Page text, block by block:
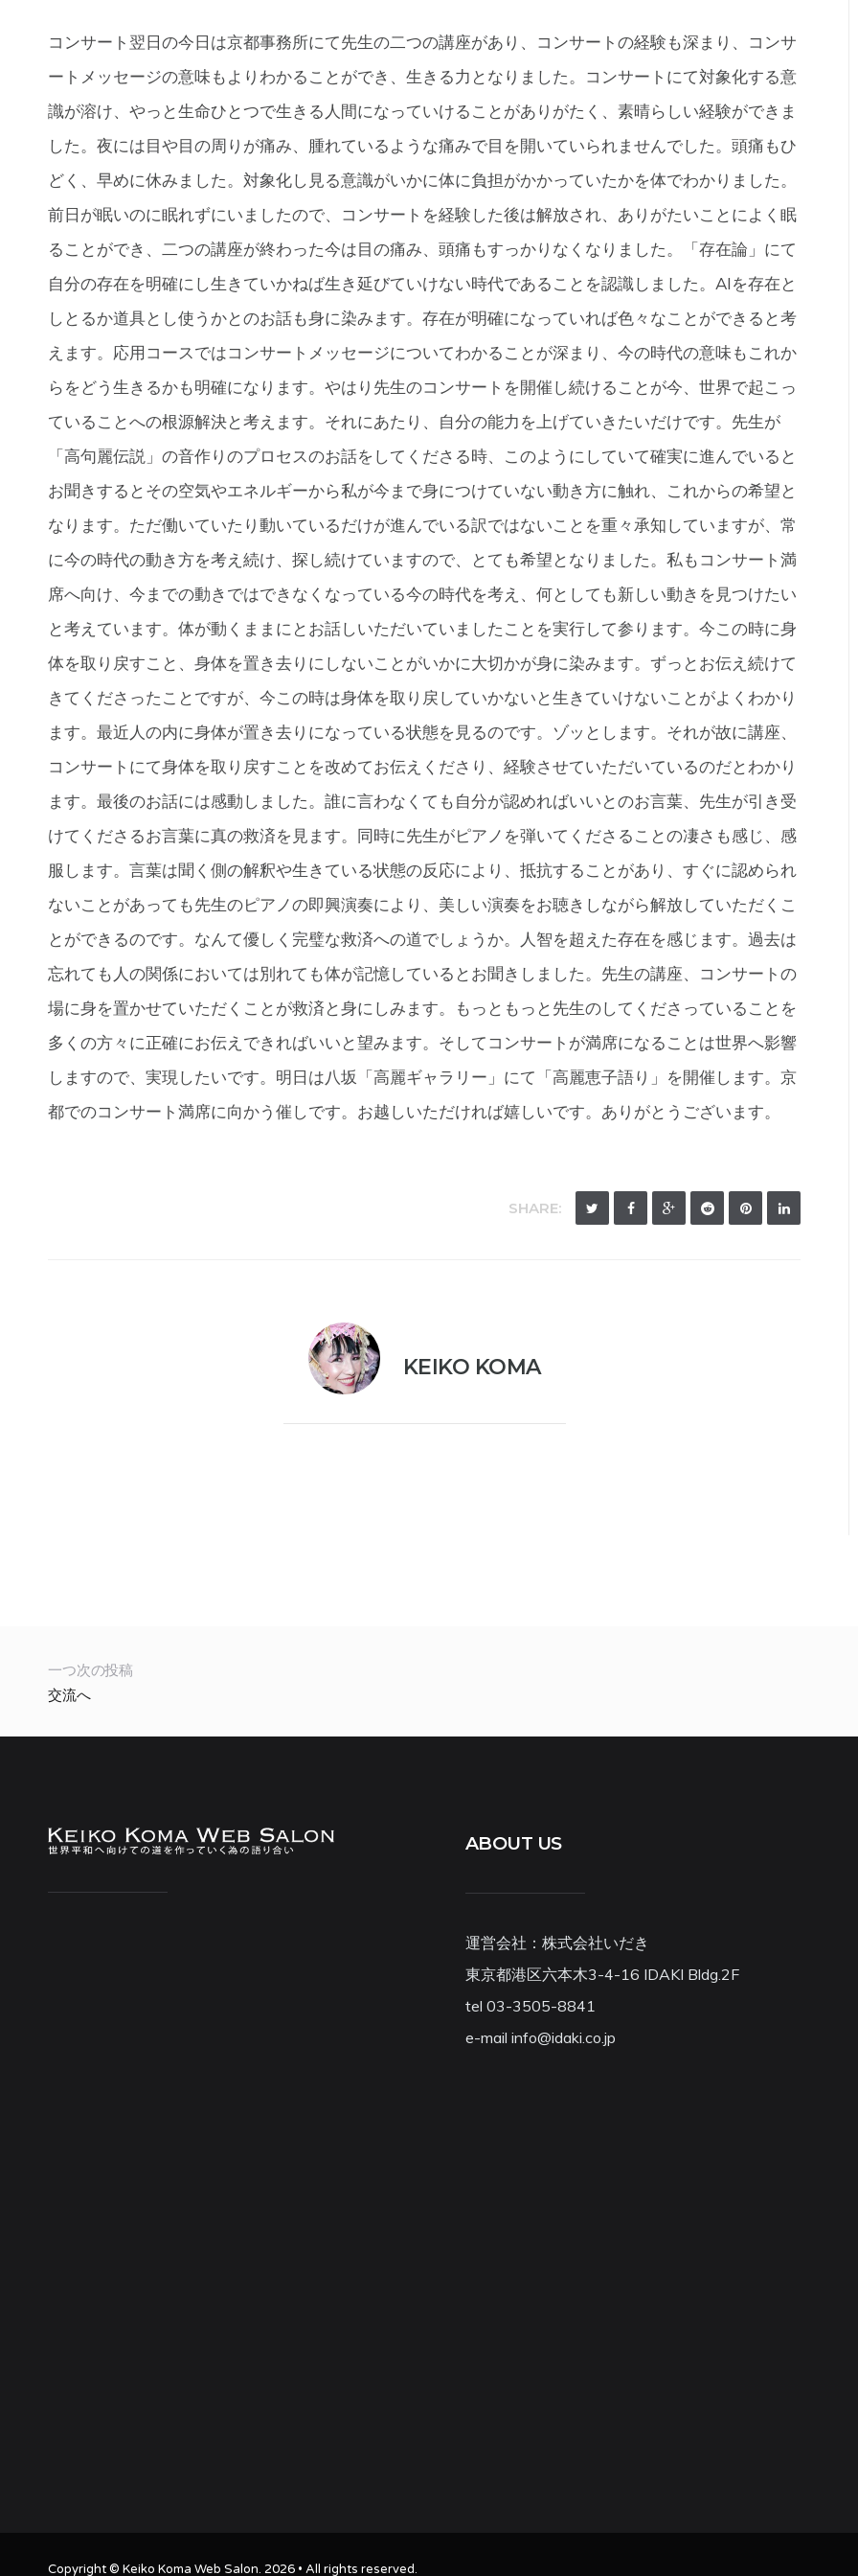
コンサート翌日の今日は京都事務所にて先生の二つの講座があり、コンサートの経験も深まり、コンサ
ートメッセージの意味もよりわかることができ、生きる力となりました。コンサートにて対象化する意
識が溶け、やっと生命ひとつで生きる人間になっていけることがありがたく、素晴らしい経験ができま
した。夜には目や目の周りが痛み、腫れているような痛みで目を開いていられませんでした。頭痛もひ
どく、早めに休みました。対象化し見る意識がいかに体に負担がかかっていたかを体でわかりました。
前日が眠いのに眠れずにいましたので、コンサートを経験した後は解放され、ありがたいことによく眠
ることができ、二つの講座が終わった今は目の痛み、頭痛もすっかりなくなりました。「存在論」にて
自分の存在を明確にし生きていかねば生き延びていけない時代であることを認識しました。AIを存在と
しとるか道具とし使うかとのお話も身に染みます。存在が明確になっていれば色々なことができると考
えます。応用コースではコンサートメッセージについてわかることが深まり、今の時代の意味もこれか
らをどう生きるかも明確になります。やはり先生のコンサートを開催し続けることが今、世界で起こっ
ていることへの根源解決と考えます。それにあたり、自分の能力を上げていきたいだけです。先生が
「高句麗伝説」の音作りのプロセスのお話をしてくださる時、このようにしていて確実に進んでいると
お聞きするとその空気やエネルギーから私が今まで身につけていない動き方に触れ、これからの希望と
なります。ただ働いていたり動いているだけが進んでいる訳ではないことを重々承知していますが、常
に今の時代の動き方を考え続け、探し続けていますので、とても希望となりました。私もコンサート満
席へ向け、今までの動きではできなくなっている今の時代を考え、何としても新しい動きを見つけたい
と考えています。体が動くままにとお話しいただいていましたことを実行して参ります。今この時に身
体を取り戻すこと、身体を置き去りにしないことがいかに大切かが身に染みます。ずっとお伝え続けて
きてくださったことですが、今この時は身体を取り戻していかないと生きていけないことがよくわかり
ます。最近人の内に身体が置き去りになっている状態を見るのです。ゾッとします。それが故に講座、
コンサートにて身体を取り戻すことを改めてお伝えくださり、経験させていただいているのだとわかり
ます。最後のお話には感動しました。誰に言わなくても自分が認めればいいとのお言葉、先生が引き受
けてくださるお言葉に真の救済を見ます。同時に先生がピアノを弾いてくださることの凄さも感じ、感
服します。言葉は聞く側の解釈や生きている状態の反応により、抵抗することがあり、すぐに認められ
ないことがあっても先生のピアノの即興演奏により、美しい演奏をお聴きしながら解放していただくこ
とができるのです。なんて優しく完璧な救済への道でしょうか。人智を超えた存在を感じます。過去は
忘れても人の関係においては別れても体が記憶しているとお聞きしました。先生の講座、コンサートの
場に身を置かせていただくことが救済と身にしみます。もっともっと先生のしてくださっていることを
多くの方々に正確にお伝えできればいいと望みます。そしてコンサートが満席になることは世界へ影響
しますので、実現したいです。明日は八坂「高麗ギャラリー」にて「高麗恵子語り」を開催します。京
都でのコンサート満席に向かう催しです。お越しいただければ嬉しいです。ありがとうございます。
SHARE:
KEIKO KOMA
一つ次の投稿
交流へ
ABOUT US
運営会社：株式会社いだき
東京都港区六本木3-4-16 IDAKI Bldg.2F
tel 03-3505-8841
e-mail info@idaki.co.jp
Copyright ©Keiko Koma Web Salon. 2026 • All rights reserved.